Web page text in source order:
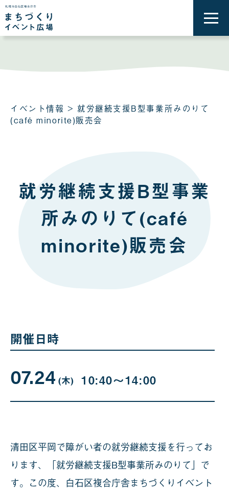
ニ
イベント情報 > 就労継続支援B型事業所みのりて
(café minorite)販売会
就労継続支援B型事業
所みのりて(café
minorite)販売会
開催日時
07.24月
日
(木日
) 10:40〜14:00
清田区平岡で障がい者の就労継続支援を行ってお
ります、「就労継続支援B型事業所みのりて」で
す。この度、白石区複合庁舎まちづくりイベント